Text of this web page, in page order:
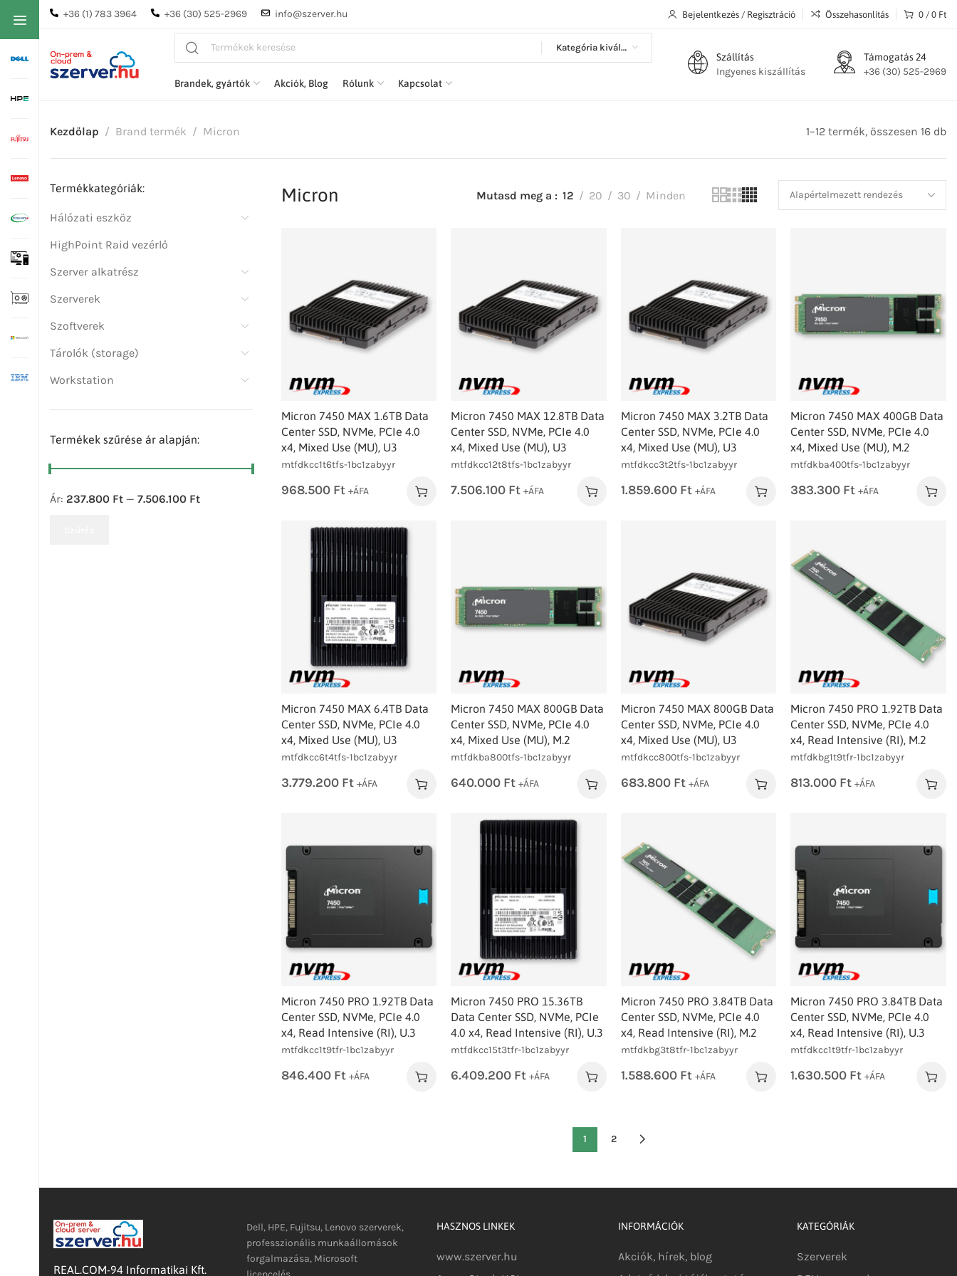
+36 (1) 783 3964 +36 (30) 525-2969 info@szerver.hu Bejelentkezés / Regisztráció Összehasonlítás 0 / 0 Ft
Kategória kiválasztása
Brandek, gyártók Akciók, Blog Rólunk Kapcsolat
Szállítás
Ingyenes kiszállítás
Támogatás 24
+36 (30) 525-2969
Kezdőlap Brand termék Micron 1–12 termék, összesen 16 db
Termékkategóriák:
Hálózati eszköz
HighPoint Raid vezérlő
Szerver alkatrész
Szerverek
Szoftverek
Tárolók (storage)
Workstation
Termékek szűrése ár alapján:
Ár: 237.800 Ft — 7.506.100 Ft
Micron Mutasd meg a 12 20 30 Minden
Micron 7450 MAX 1.6TB Data
Center SSD, NVMe, PCIe 4.0
x4, Mixed Use (MU), U3
mtfdkcc1t6tfs-1bc1zabyyr
968.500 Ft +ÁFA
Micron 7450 MAX 12.8TB Data
Center SSD, NVMe, PCIe 4.0
x4, Mixed Use (MU), U3
mtfdkcc12t8tfs-1bc1zabyyr
7.506.100 Ft +ÁFA
Micron 7450 MAX 3.2TB Data
Center SSD, NVMe, PCIe 4.0
x4, Mixed Use (MU), U3
mtfdkcc3t2tfs-1bc1zabyyr
1.859.600 Ft +ÁFA
Micron 7450 MAX 400GB Data
Center SSD, NVMe, PCIe 4.0
x4, Mixed Use (MU), M.2
mtfdkba400tfs-1bc1zabyyr
383.300 Ft +ÁFA
Micron 7450 MAX 6.4TB Data
Center SSD, NVMe, PCIe 4.0
x4, Mixed Use (MU), U3
mtfdkcc6t4tfs-1bc1zabyyr
3.779.200 Ft +ÁFA
Micron 7450 MAX 800GB Data
Center SSD, NVMe, PCIe 4.0
x4, Mixed Use (MU), M.2
mtfdkba800tfs-1bc1zabyyr
640.000 Ft +ÁFA
Micron 7450 MAX 800GB Data
Center SSD, NVMe, PCIe 4.0
x4, Mixed Use (MU), U3
mtfdkcc800tfs-1bc1zabyyr
683.800 Ft +ÁFA
Micron 7450 PRO 1.92TB Data
Center SSD, NVMe, PCIe 4.0
x4, Read Intensive (RI), M.2
mtfdkbg1t9tfr-1bc1zabyyr
813.000 Ft +ÁFA
Micron 7450 PRO 1.92TB Data
Center SSD, NVMe, PCIe 4.0
x4, Read Intensive (RI), U.3
mtfdkcc1t9tfr-1bc1zabyyr
846.400 Ft +ÁFA
Micron 7450 PRO 15.36TB
Data Center SSD, NVMe, PCIe
4.0 x4, Read Intensive (RI), U.3
mtfdkcc15t3tfr-1bc1zabyyr
6.409.200 Ft +ÁFA
Micron 7450 PRO 3.84TB Data
Center SSD, NVMe, PCIe 4.0
x4, Read Intensive (RI), M.2
mtfdkbg3t8tfr-1bc1zabyyr
1.588.600 Ft +ÁFA
Micron 7450 PRO 3.84TB Data
Center SSD, NVMe, PCIe 4.0
x4, Read Intensive (RI), U.3
mtfdkcc1t9tfr-1bc1zabyyr
1.630.500 Ft +ÁFA
1 2
REAL.COM-94 Informatikai Kft.
Dell, HPE, Fujitsu, Lenovo szerverek,
professzionális munkaállomások
forgalmazása, Microsoft
HASZNOS LINKEK
www.szerver.hu
INFORMÁCIÓK
Akciók, hírek, blog
KATEGÓRIÁK
Szerverek